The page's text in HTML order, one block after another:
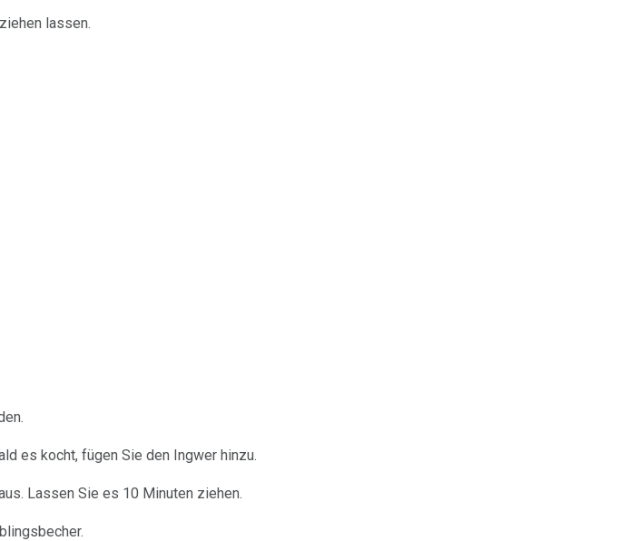
lassen.
es kocht, fügen Sie den Ingwer hinzu.
Lassen Sie es 10 Minuten ziehen.